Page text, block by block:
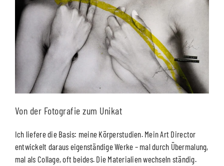
Von der Fotografie zum Unikat
Ich liefere die Basis: meine Körperstudien. Mein Art Director
entwickelt daraus eigenständige Werke – mal durch Übermalung,
mal als Collage, oft beides. Die Materialien wechseln ständig.